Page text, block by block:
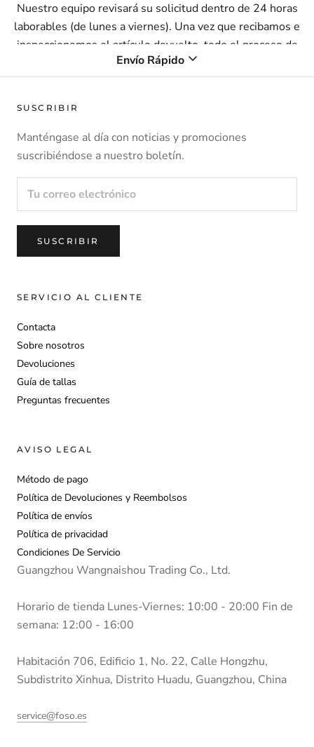
Nuestro equipo revisará su solicitud dentro de 24 horas
laborables (de lunes a viernes). Una vez que recibamos e
inspeccionemos el artículo devuelto, todo el proceso de
reembolso se completará dentro de 7 días laborables. Esto
incluye nuestro tiempo de procesamiento interno y el tiempo
Tras confirmar que el artículo cumple con las condiciones de
reembolso.
Para obtener más información, consulte nuestra
Envío Rápido
SUSCRIBIR
Manténgase al día con noticias y promociones
suscribiéndose a nuestro boletín.
SUSCRIBIR
SERVICIO AL CLIENTE
Contacta
Sobre nosotros
Devoluciones
Guía de tallas
Preguntas frecuentes
AVISO LEGAL
Método de pago
Política de Devoluciones y Reembolsos
Política de envíos
Política de privacidad
Condiciones De Servicio
Guangzhou Wangnaishou Trading Co., Ltd.
Horario de tienda Lunes-Viernes: 10:00 - 20:00 Fin de
semana: 12:00 - 16:00
Habitación 706, Edificio 1, No. 22, Calle Hongzhu,
Subdistrito Xinhua, Distrito Huadu, Guangzhou, China
service@foso.es